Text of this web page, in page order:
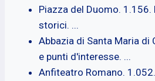
Piazza del Duomo.
storici. ...
Abbazia di Santa Maria di
e punti d'interesse. ...
Anfiteatro Romano.